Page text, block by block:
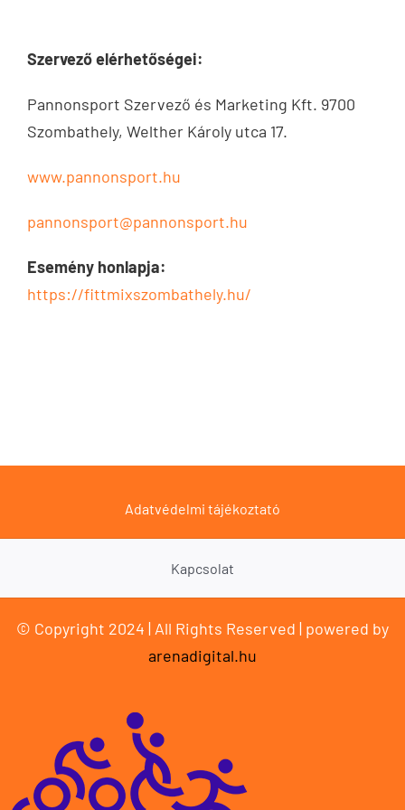
Szervező elérhetőségei:
Pannonsport Szervező és Marketing Kft. 9700
Szombathely, Welther Károly utca 17.
www.pannonsport.hu
pannonsport@pannonsport.hu
Esemény honlapja:
https://fittmixszombathely.hu/
Adatvédelmi tájékoztató
Kapcsolat
© Copyright 2024 | All Rights Reserved | powered by
arenadigital.hu